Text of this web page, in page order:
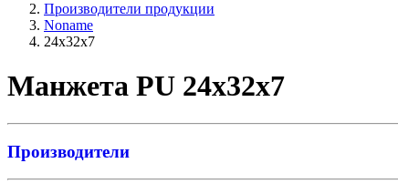
Производители продукции
Noname
24x32x7
Манжета PU 24x32x7
Производители